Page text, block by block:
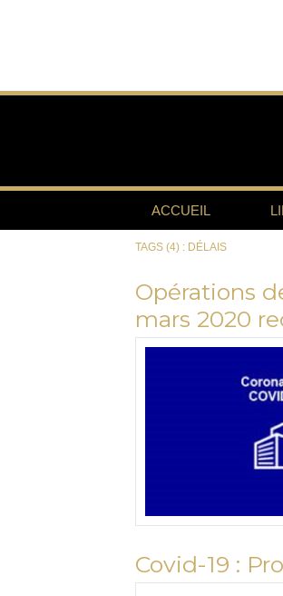
ACCUEIL
TAGS (4) : DÉLAIS
Opérations
mars 2020
Covid-19 :